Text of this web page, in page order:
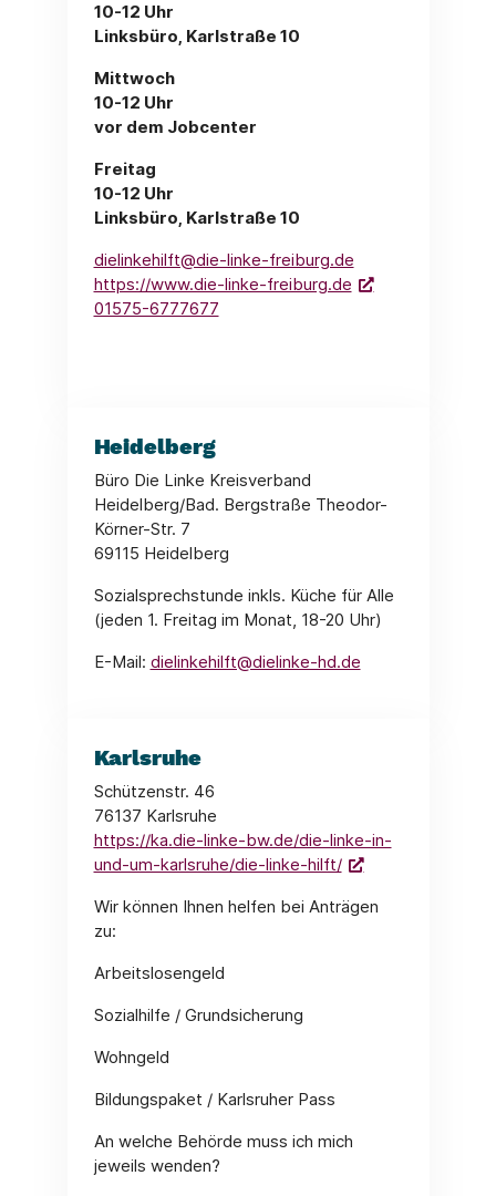
10-12 Uhr
Linksbüro, Karlstraße 10
Mittwoch
10-12 Uhr
vor dem Jobcenter
Freitag
10-12 Uhr
Linksbüro, Karlstraße 10
dielinkehilft@die-linke-freiburg.de
https://www.die-linke-freiburg.de
01575-6777677
Heidelberg
Büro Die Linke Kreisverband
Heidelberg/Bad. Bergstraße Theodor-
Körner-Str. 7
69115 Heidelberg
Sozialsprechstunde inkls. Küche für Alle
(jeden 1. Freitag im Monat, 18-20 Uhr)
E-Mail: dielinkehilft@dielinke-hd.de
Karlsruhe
Schützenstr. 46
76137 Karlsruhe
https://ka.die-linke-bw.de/die-linke-in-
und-um-karlsruhe/die-linke-hilft/
Wir können Ihnen helfen bei Anträgen
zu:
Arbeitslosengeld
Sozialhilfe / Grundsicherung
Wohngeld
Bildungspaket / Karlsruher Pass
An welche Behörde muss ich mich
jeweils wenden?